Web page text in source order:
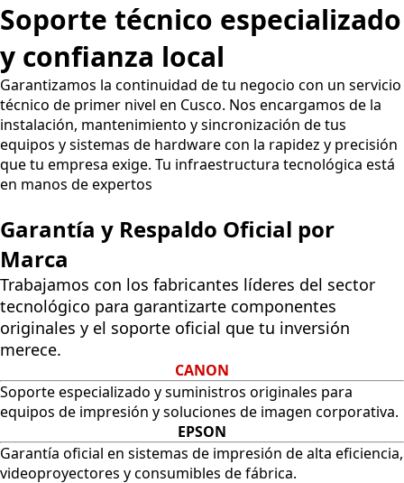
Soporte técnico especializado
y confianza local
Garantizamos la continuidad de tu negocio con un servicio
técnico de primer nivel en Cusco. Nos encargamos de la
instalación, mantenimiento y sincronización de tus
equipos y sistemas de hardware con la rapidez y precisión
que tu empresa exige. Tu infraestructura tecnológica está
en manos de expertos
Garantía y Respaldo Oficial por
Marca
Trabajamos con los fabricantes líderes del sector
tecnológico para garantizarte componentes
originales y el soporte oficial que tu inversión
merece.
CANON
Soporte especializado y suministros originales para
equipos de impresión y soluciones de imagen corporativa.
EPSON
Garantía oficial en sistemas de impresión de alta eficiencia,
videoproyectores y consumibles de fábrica.